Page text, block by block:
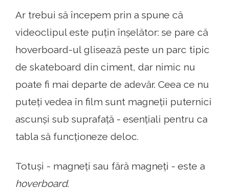
Ar trebui să începem prin a spune că
videoclipul este puțin înșelător: se pare că
hoverboard-ul glisează peste un parc tipic
de skateboard din ciment, dar nimic nu
poate fi mai departe de adevăr. Ceea ce nu
puteți vedea în film sunt magneții puternici
ascunși sub suprafață - esențiali pentru ca
tabla să funcționeze deloc.
Totuși - magneți sau fără magneți - este a
hoverboard.